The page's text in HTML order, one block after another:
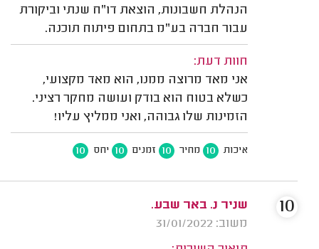
הנהלת חשבונות, הוצאת דו"ח שנתי וביקורת
עבור חברה בע"מ בתחום פיתוח תוכנה.
חוות דעת:
אני מאד מרוצה ממנו, הוא מאד מקצועי,
כשלא בטוח הוא בודק ועושה מחקר רציני.
הזמינות שלו גבוהה, ואני ממליץ עליו!
איכות 10 מחיר 10 זמנים 10 יחס 10
שניר נ. באר שבע.
משוב: 31/01/2022
10